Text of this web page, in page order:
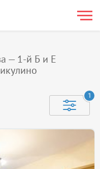
— 1-й Б и Е
1